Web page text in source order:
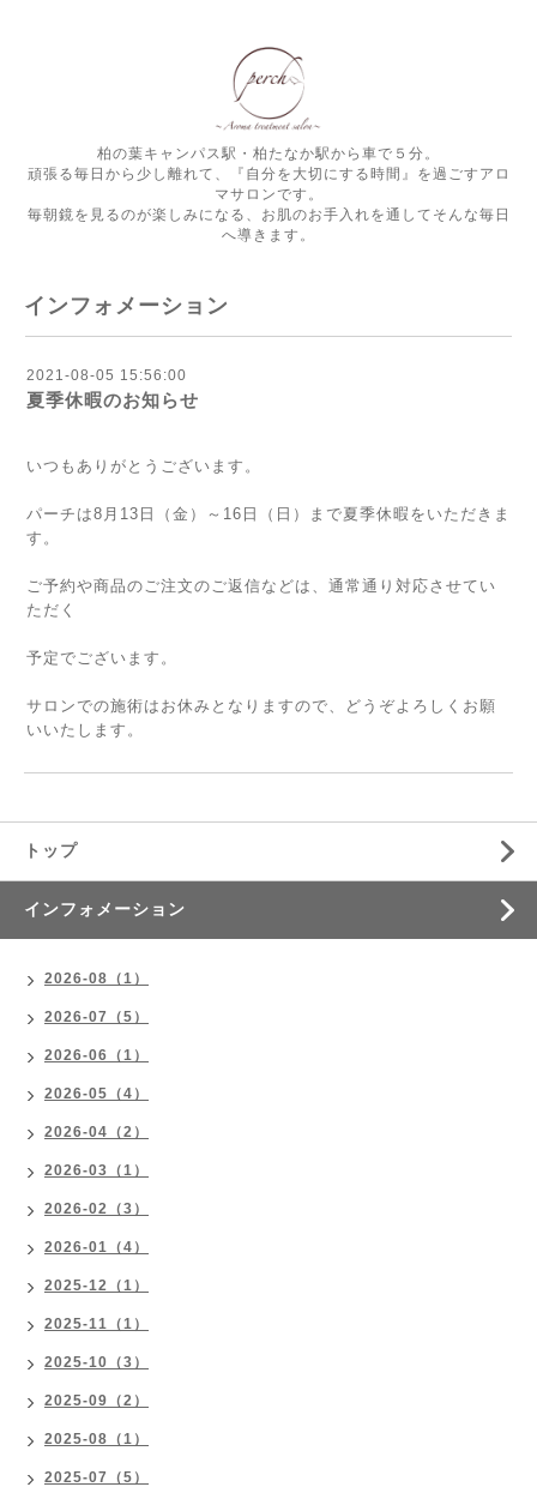
柏の葉キャンパス駅・柏たなか駅から車で５分。
頑張る毎日から少し離れて、『自分を大切にする時間』を過ごすアロ
マサロンです。
毎朝鏡を見るのが楽しみになる、お肌のお手入れを通してそんな毎日
へ導きます。
インフォメーション
2021-08-05 15:56:00
夏季休暇のお知らせ
いつもありがとうございます。
パーチは8月13日（金）～16日（日）まで夏季休暇をいただきま
す。
ご予約や商品のご注文のご返信などは、通常通り対応させてい
ただく
予定でございます。
サロンでの施術はお休みとなりますので、どうぞよろしくお願
いいたします。
トップ
インフォメーション
2026-08（1）
2026-07（5）
2026-06（1）
2026-05（4）
2026-04（2）
2026-03（1）
2026-02（3）
2026-01（4）
2025-12（1）
2025-11（1）
2025-10（3）
2025-09（2）
2025-08（1）
2025-07（5）